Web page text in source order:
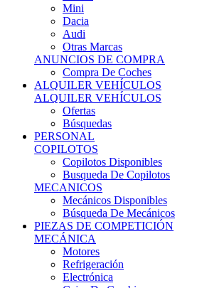
Dacia
Audi
Otras Marcas
ANUNCIOS DE COMPRA
Compra De Coches
ALQUILER VEHÍCULOS
ALQUILER VEHÍCULOS
Ofertas
Búsquedas
PERSONAL
COPILOTOS
Copilotos Disponibles
Busqueda De Copilotos
MECANICOS
Mecánicos Disponibles
Búsqueda De Mecánicos
PIEZAS DE COMPETICIÓN
MECÁNICA
Motores
Refrigeración
Electrónica
Cajas De Cambio
Sistemas De Escape